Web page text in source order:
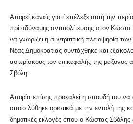
Απορεί κανείς γιατί επέλεξε αυτή την
πρί αδύναμης αντιπολίτευσης στον Κώστα
να γνωρίζει η συντριπτική πλειοψηφία
Νέας Δημοκρατίας συντάχθηκε και
αστερίσκους τον επικεφαλής της μείζονος
Σβόλη.
Απορία επίσης προκαλεί η σπουδή του να
οποίο λύθηκε οριστικά με την εντολή της
δημοτικές εκλογές όπου ο Κώστας Σβόλης